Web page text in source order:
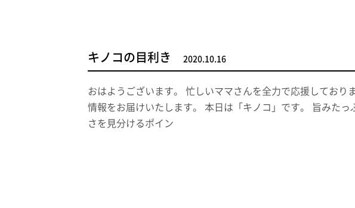
キノコの目利き 2020.10.16
おはようございます。 忙しいママさんを全力で応援してお
情報をお届けいたします。 本日は「キノコ」です。 旨みた
さを見分けるポイン